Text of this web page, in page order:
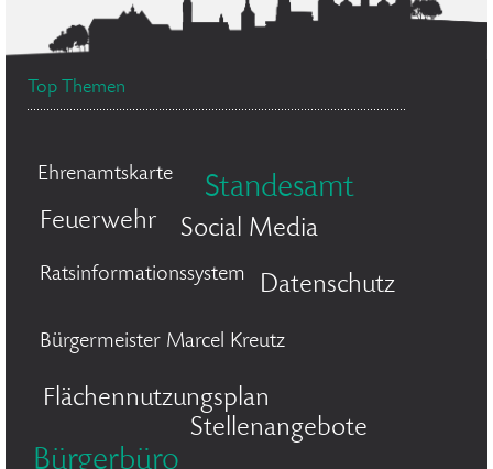
Top Themen
Ehrenamtskarte Standesamt
Feuerwehr Social Media
Ratsinformationssystem Datenschutz
Bürgermeister Marcel Kreutz
Flächennutzungsplan
Bürgerbüro
Stellenangebote